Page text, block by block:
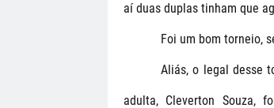
aí duas duplas tinham que
Foi um bom torneio,
Aliás, o legal desse
adulta, Cleverton Souza,